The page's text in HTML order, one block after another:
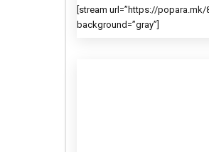
[stream url=”https://popara.mk/
background=”gray”]